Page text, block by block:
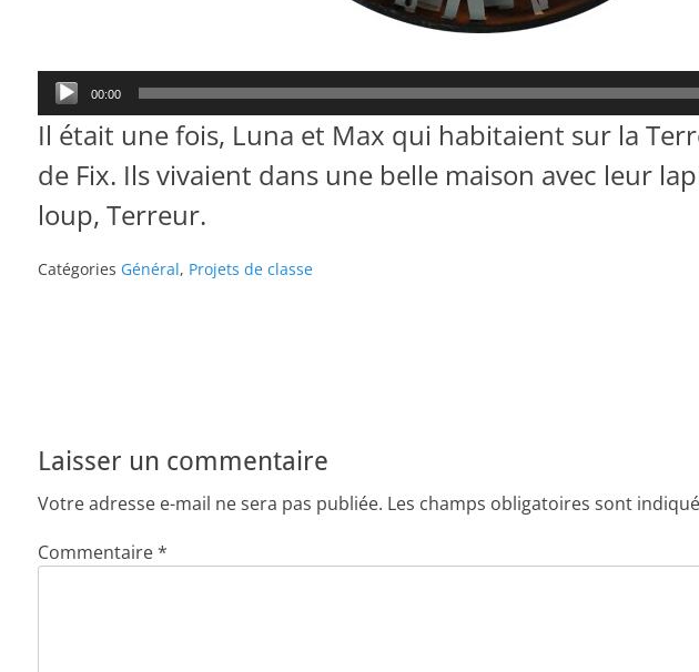
Lecteur
audio
00:00
Il était une fois, Luna et Max qui habitaient sur la
de Fix. Ils vivaient dans une belle maison avec leur
loup, Terreur.
Catégories Général, Projets de classe
l’article
Laisser un commentaire
Votre adresse e-mail ne sera pas publiée. Les champs obligatoires sont
Commentaire*